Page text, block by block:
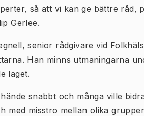
så att vi kan ge bättre råd,
Gerlee.
senior rådgivare vid
Han minns utmaningarna
läget.
snabbt och många ville
med misstro mellan olika